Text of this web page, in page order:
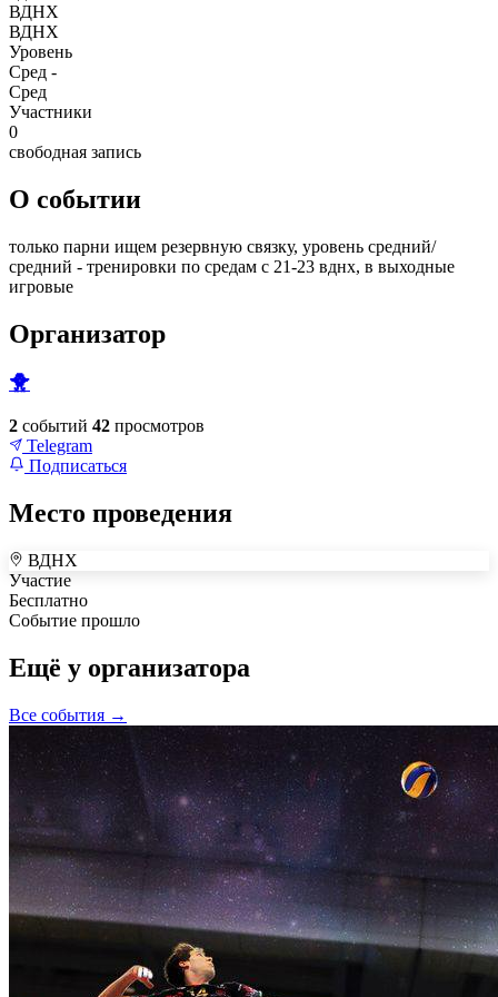
ВДНХ
ВДНХ
Уровень
Сред -
Сред
Участники
0
свободная запись
О событии
только парни ищем резервную связку, уровень средний/
средний - тренировки по средам с 21-23 вднх, в выходные
игровые
Организатор
🐥
2 событий 42 просмотров
Telegram
Подписаться
Место проведения
+
–
ВДНХ
Участие
Бесплатно
Событие прошло
Ещё у организатора
Все события →